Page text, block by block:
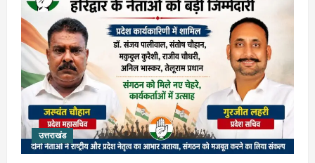
उत्तराखंड
2
उत्तराखंड
हरिद्वार के नेताओं को कांग्रेस प्रदेश
कार्यकारिणी में बड़ी जिम्मेदारी, संगठन को मिले
नए चेहरे
August 7, 2026
उत्तराखंड
2036 ओलंपिक का सपना लेकर निकलेगी
कांवड़ यात्रा, संतों ने दिया विजयी भव का
आशीर्वाद